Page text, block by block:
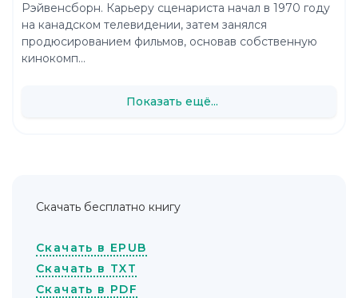
Рэйвенсборн. Карьеру сценариста начал в 1970 году
на канадском телевидении, затем занялся
продюсированием фильмов, основав собственную
кинокомп...
Показать ещё...
Скачать бесплатно книгу
Скачать в EPUB
Скачать в TXT
Скачать в PDF